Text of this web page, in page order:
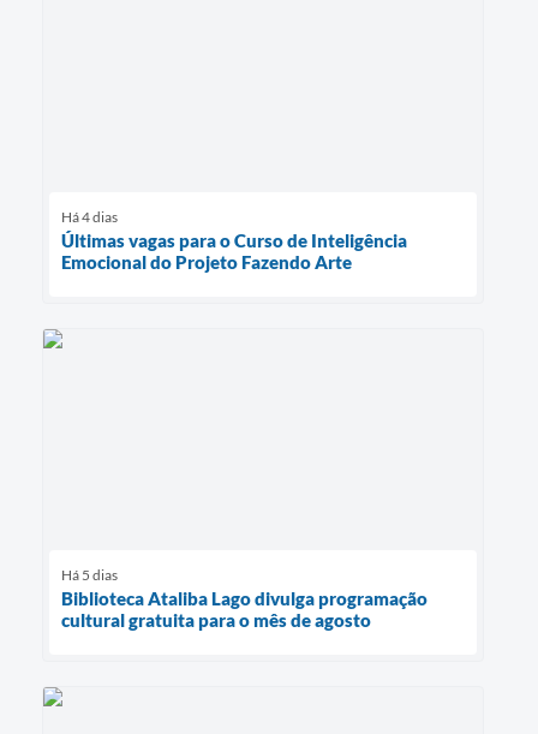
Há 4 dias
Últimas vagas para o Curso de Inteligência
Emocional do Projeto Fazendo Arte
Há 5 dias
Biblioteca Ataliba Lago divulga programação
cultural gratuita para o mês de agosto